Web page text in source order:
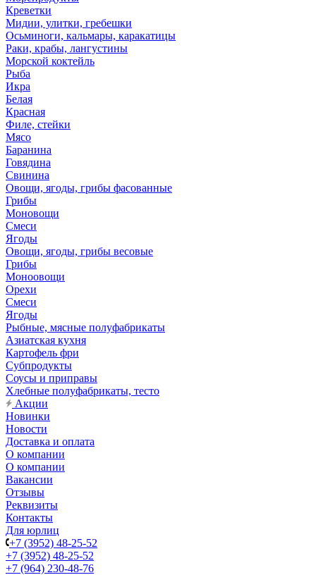
Креветки
Мидии, улитки, гребешки
Осьминоги, кальмары, каракатицы
Раки, крабы, лангустины
Морской коктейль
Рыба
Икра
Белая
Красная
Филе, стейки
Мясо
Баранина
Говядина
Свинина
Овощи, ягоды, грибы фасованные
Грибы
Моновощи
Смеси
Ягоды
Овощи, ягоды, грибы весовые
Грибы
Моноовощи
Орехи
Смеси
Ягоды
Рыбные, мясные полуфабрикаты
Азиатская кухня
Картофель фри
Субпродукты
Соусы и приправы
Хлебные полуфабрикаты, тесто
Акции
Новинки
Новости
Доставка и оплата
О компании
О компании
Вакансии
Отзывы
Реквизиты
Контакты
Для юрлиц
+7 (3952) 48-25-52
+7 (3952) 48-25-52
+7 (964) 230-48-76